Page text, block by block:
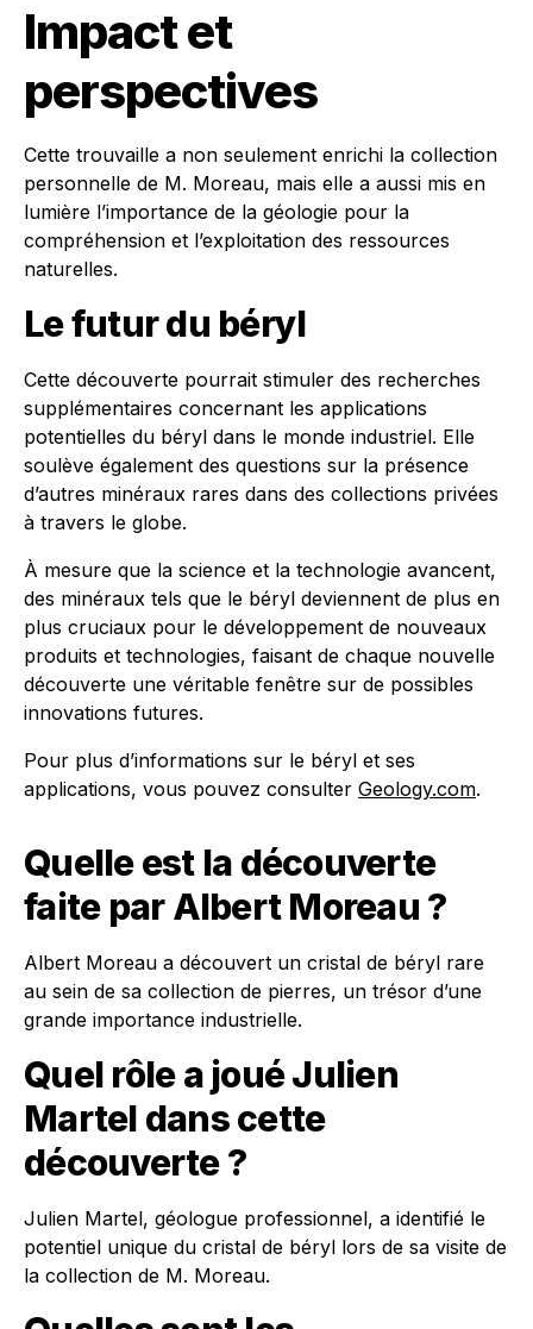
Impact et
perspectives
Cette trouvaille a non seulement enrichi la collection
personnelle de M. Moreau, mais elle a aussi mis en
lumière l’importance de la géologie pour la
compréhension et l’exploitation des ressources
naturelles.
Le futur du béryl
Cette découverte pourrait stimuler des recherches
supplémentaires concernant les applications
potentielles du béryl dans le monde industriel. Elle
soulève également des questions sur la présence
d’autres minéraux rares dans des collections privées
à travers le globe.
À mesure que la science et la technologie avancent,
des minéraux tels que le béryl deviennent de plus en
plus cruciaux pour le développement de nouveaux
produits et technologies, faisant de chaque nouvelle
découverte une véritable fenêtre sur de possibles
innovations futures.
Pour plus d’informations sur le béryl et ses
applications, vous pouvez consulter Geology.com.
Quelle est la découverte
faite par Albert Moreau ?
Albert Moreau a découvert un cristal de béryl rare
au sein de sa collection de pierres, un trésor d’une
grande importance industrielle.
Quel rôle a joué Julien
Martel dans cette
découverte ?
Julien Martel, géologue professionnel, a identifié le
potentiel unique du cristal de béryl lors de sa visite de
la collection de M. Moreau.